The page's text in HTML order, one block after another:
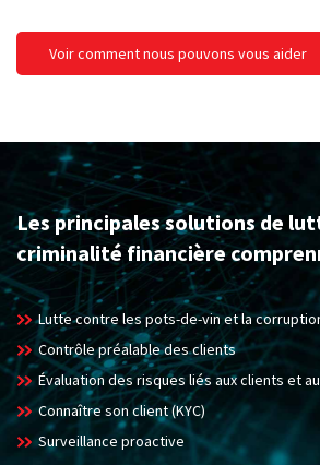
Voir comment nous pouvons vous aider
Les principales solutions de
criminalité financière
Lutte contre les pots-de-vin et la
Contrôle préalable des clients
Évaluation des risques liés aux clients et
Connaître son client (KYC)
Surveillance proactive